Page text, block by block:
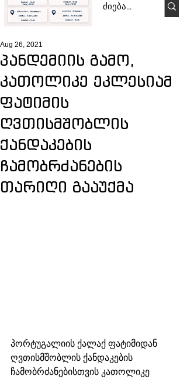
პანდემიის გამო,
კათოლიკე ეკლესიამ
ფატიმის
ღვთისმშობლის
ქანდაკების
ჩამობრძანების
თარიღი გააუქმა
Aug 26, 2021
პორტუგალიის ქალაქ ფატიმიდან
ღვთისმშობლის ქანდაკების
ჩამობრძანებისთვის კათოლიკე